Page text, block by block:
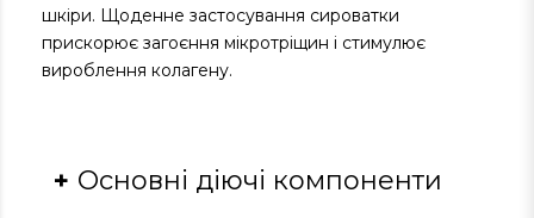
шкіри. Щоденне застосування сироватки
прискорює загоєння мікротріщин і стимулює
вироблення колагену.
Основні діючі компоненти